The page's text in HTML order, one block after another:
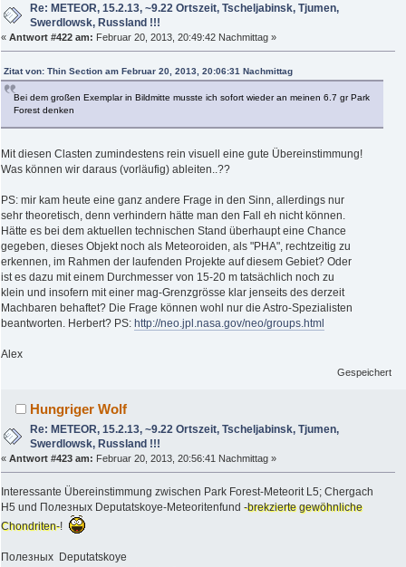
Re: METEOR, 15.2.13, ~9.22 Ortszeit, Tscheljabinsk, Tjumen,
Swerdlowsk, Russland !!!
« Antwort #422 am: Februar 20, 2013, 20:49:42 Nachmittag »
Zitat von: Thin Section am Februar 20, 2013, 20:06:31 Nachmittag
Bei dem großen Exemplar in Bildmitte musste ich sofort wieder an meinen 6.7 gr Park
Forest denken
Mit diesen Clasten zumindestens rein visuell eine gute Übereinstimmung!
Was können wir daraus (vorläufig) ableiten..??
PS: mir kam heute eine ganz andere Frage in den Sinn, allerdings nur
sehr theoretisch, denn verhindern hätte man den Fall eh nicht können.
Hätte es bei dem aktuellen technischen Stand überhaupt eine Chance
gegeben, dieses Objekt noch als Meteoroiden, als "PHA", rechtzeitig zu
erkennen, im Rahmen der laufenden Projekte auf diesem Gebiet? Oder
ist es dazu mit einem Durchmesser von 15-20 m tatsächlich noch zu
klein und insofern mit einer mag-Grenzgrösse klar jenseits des derzeit
Machbaren behaftet? Die Frage können wohl nur die Astro-Spezialisten
beantworten. Herbert? PS: http://neo.jpl.nasa.gov/neo/groups.html
Alex
Gespeichert
Hungriger Wolf
Re: METEOR, 15.2.13, ~9.22 Ortszeit, Tscheljabinsk, Tjumen,
Swerdlowsk, Russland !!!
« Antwort #423 am: Februar 20, 2013, 20:56:41 Nachmittag »
Interessante Übereinstimmung zwischen Park Forest-Meteorit L5; Chergach
H5 und Полезных Deputatskoye-Meteoritenfund -brekzierte gewöhnliche
Chondriten-!
Полезных Deputatskoye